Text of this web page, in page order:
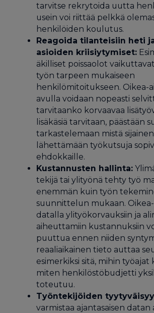
tarvitse rekrytoida uutta
usein voi riittää pelkkä
henkilöiden koulutus.
Reagoida tilanteisiin heti
asioiden kriisiytymiset:
äkilliset poissaolot
työn tarpeen mukaiseen
henkilömitoitukseen. Oikea-
avulla voidaan nopeasti
tarvitaanko korvaavaa
lisäkäsiä tarvitaan, päästään
tarkastelemaan mistä
lähettämään työkutsuja
ehdokkaille.
Kustannusten hallinta:
tekijä tai ylityönä tehty työ
enemmän kuin työn
suunnittelun mukaan. Oikea-
datalla ylityökorvauksiin ja
aiheuttamiin kustannuksiin
puuttua ennen niiden
reaaliaikainen tieto auttaa
esimerkiksi sitä, mihin työajat
miten henkilöstöbudjetti
toteutuu.
Työntekijöiden
varmistaa ajantasaisen datan